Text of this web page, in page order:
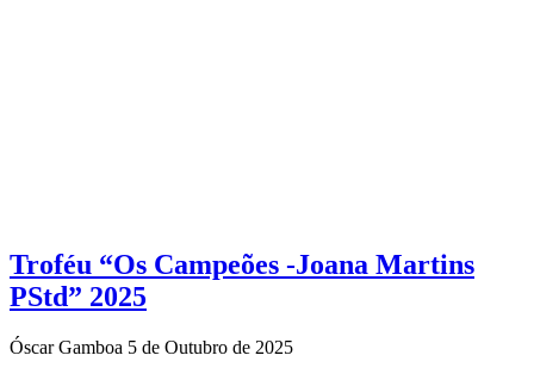
Troféu “Os Campeões -Joana Martins
PStd” 2025
Óscar Gamboa 5 de Outubro de 2025